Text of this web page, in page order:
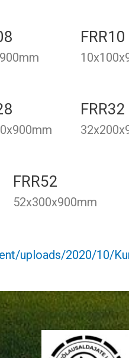
FRR10
FRR32
FRR52
52x300x900mm
uploads/2020/10/